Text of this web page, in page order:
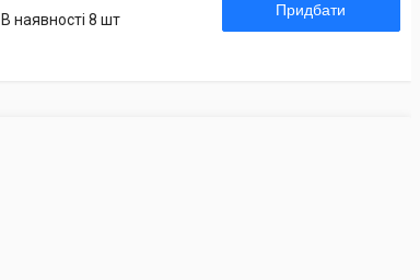
В наявності 8 шт
Придбати